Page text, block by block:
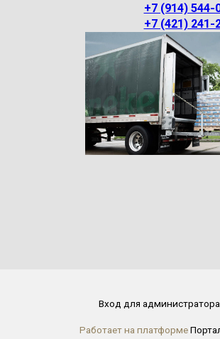
+7 (914) 544-
+7 (421) 241-
Вход для администратора
Работает на платформе